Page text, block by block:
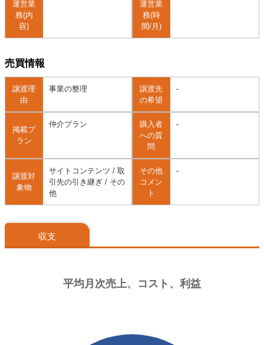
運営業
務(内
容)
運営業
務(時
間/月)
売買情報
譲渡理
由
事業の整理
譲渡先
の希望
-
掲載プ
ラン
仲介プラン
購入者
への質
問
-
譲渡対
象物
サイトコンテンツ / 取
引先の引き継ぎ / その
他
その他
コメン
ト
-
収支